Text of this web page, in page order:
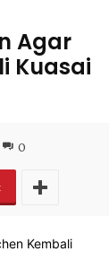
Agar
Kuasai
0